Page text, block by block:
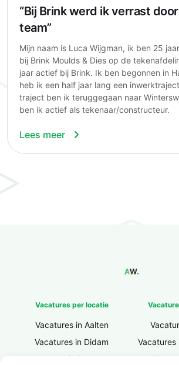
“Bij Brink werd ik verrast
team”
Mijn naam is Luca Wijgman, ik ben 25
bij Brink Moulds & Dies op de
jaar actief bij Brink. Ik ben begonnen in
heb ik een half jaar lang een
traject ben ik teruggegaan naar
ben ik actief als tekenaar/constructeur.
Lees meer
Vacatures per locatie
Vacatures in Aalten
Vacatures in Didam
Vacatures in Doesburg
Vacatures